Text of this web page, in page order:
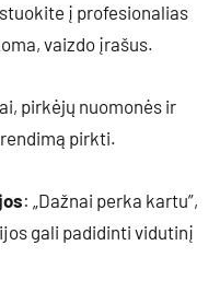
į profesionalias
vaizdo įrašus.
pirkėjų nuomonės ir
pirkti.
: „Dažnai perka kartu”,
gali padidinti vidutinį